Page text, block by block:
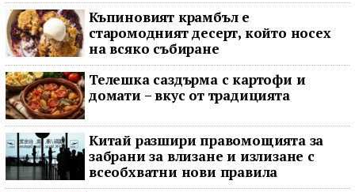
Къпиновият крамбъл е
старомодният десерт, който носех
на всяко събиране
Телешка саздърма с картофи и
домати – вкус от традицията
Китай разшири правомощията за
забрани за влизане и излизане с
всеобхватни нови правила